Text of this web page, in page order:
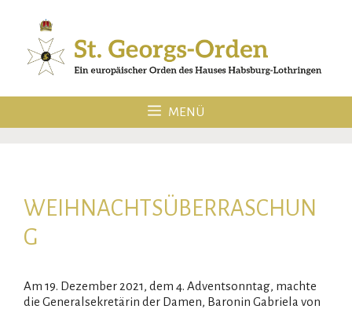
springen
MENÜ
WEIHNACHTSÜBERRASCHUN
G
Am 19. Dezember 2021, dem 4. Adventsonntag, machte
die Generalsekretärin der Damen, Baronin Gabriela von